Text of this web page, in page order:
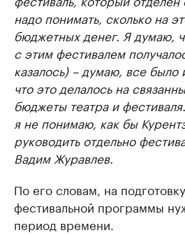
надо понимать, сколько на
бюджетных денег. Я думаю,
с этим фестивалем
казалось) – думаю, все было
что это делалось на
бюджеты театра и
я не понимаю, как бы
руководить отдельно
Вадим Журавлев.
По его словам, на
фестивальной программы
период времени.